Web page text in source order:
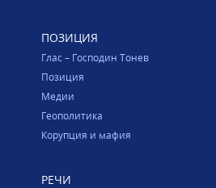
ПОЗИЦИЯ
Глас – Господин Тонев
Позиция
Медии
Геополитика
Корупция и мафия
РЕЧИ